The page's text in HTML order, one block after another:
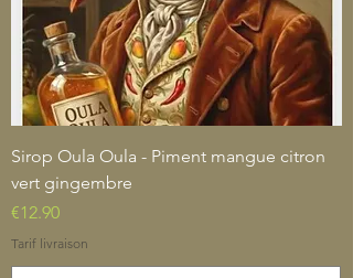
Sirop Oula Oula - Piment mangue citron
vert gingembre
価格
€12.90
Tarif livraison